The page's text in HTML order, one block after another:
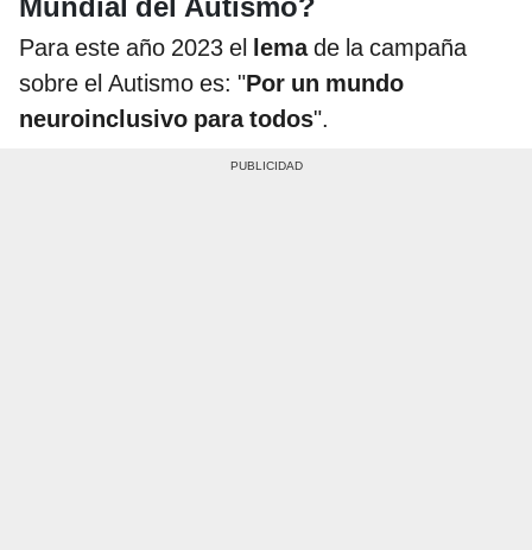
Mundial del Autismo?
Para este año 2023 el lemade la campaña
sobre el Autismo es: "Por un mundo
neuroinclusivo para todos".